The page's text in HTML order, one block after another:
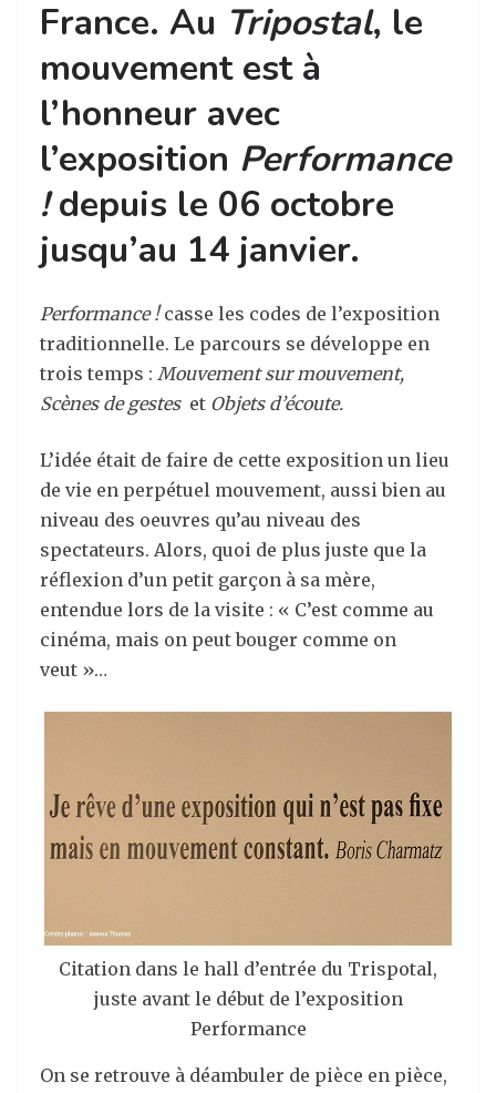
France. Au Tripostal, le
mouvement est à
l’honneur avec
l’exposition Performance
!depuis le 06 octobre
jusqu’au 14 janvier.
Performance !casse les codes de l’exposition
traditionnelle. Le parcours se développe en
trois temps : Mouvement sur mouvement,
Scènes de gestes et Objets d’écoute.
L’idée était de faire de cette exposition un lieu
de vie en perpétuel mouvement, aussi bien au
niveau des oeuvres qu’au niveau des
spectateurs. Alors, quoi de plus juste que la
réflexion d’un petit garçon à sa mère,
entendue lors de la visite : « C’est comme au
cinéma, mais on peut bouger comme on
veut »…
Citation dans le hall d’entrée du Trispotal,
juste avant le début de l’exposition
Performance
On se retrouve à déambuler de pièce en pièce,